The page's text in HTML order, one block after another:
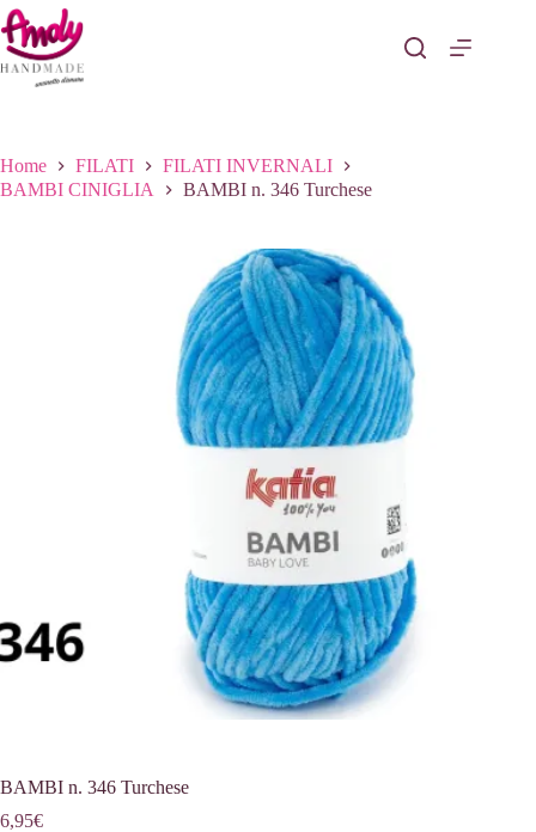
Salta
al
contenuto
Home FILATI
FILATI INVERNALI
BAMBI CINIGLIA
BAMBI n. 346 Turchese
BAMBI n. 346 Turchese
6,95€